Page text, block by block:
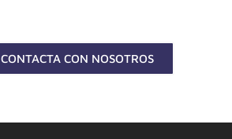
CONTACTA CON NOSOTROS